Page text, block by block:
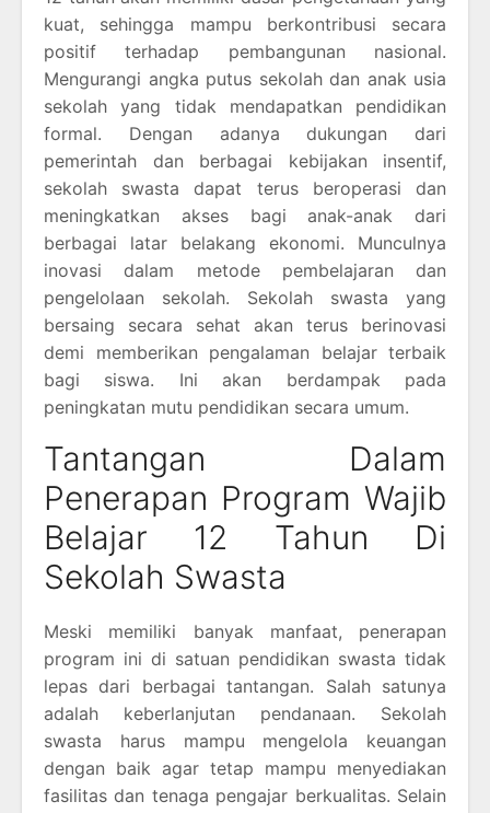
kuat, sehingga mampu berkontribusi secara
positif terhadap pembangunan nasional.
Mengurangi angka putus sekolah dan anak usia
sekolah yang tidak mendapatkan pendidikan
formal. Dengan adanya dukungan dari
pemerintah dan berbagai kebijakan insentif,
sekolah swasta dapat terus beroperasi dan
meningkatkan akses bagi anak-anak dari
berbagai latar belakang ekonomi. Munculnya
inovasi dalam metode pembelajaran dan
pengelolaan sekolah. Sekolah swasta yang
bersaing secara sehat akan terus berinovasi
demi memberikan pengalaman belajar terbaik
bagi siswa. Ini akan berdampak pada
peningkatan mutu pendidikan secara umum.
Tantangan Dalam
Penerapan Program Wajib
Belajar 12 Tahun Di
Sekolah Swasta
Meski memiliki banyak manfaat, penerapan
program ini di satuan pendidikan swasta tidak
lepas dari berbagai tantangan. Salah satunya
adalah keberlanjutan pendanaan. Sekolah
swasta harus mampu mengelola keuangan
dengan baik agar tetap mampu menyediakan
fasilitas dan tenaga pengajar berkualitas. Selain